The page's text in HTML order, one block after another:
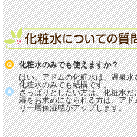
化粧水のみでも使えますか？
はい。アドムの化粧水は、温泉
化粧水のみでも結構です。
さっぱりとしたい方は、化粧水
湿をお求めになられる方は、ア
り一層保湿感がアップします。